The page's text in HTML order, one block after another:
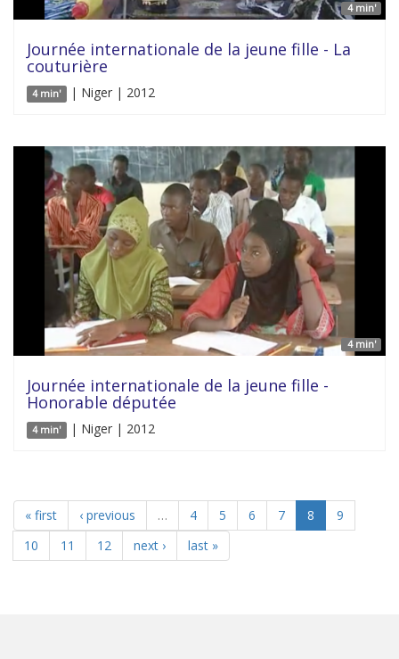
4 min'
Journée internationale de la jeune fille - La
couturière
4 min' | Niger | 2012
4 min'
Journée internationale de la jeune fille -
Honorable députée
4 min' | Niger | 2012
« first ‹ previous … 4 5 6 7 8
9
10
11 12 next › last »